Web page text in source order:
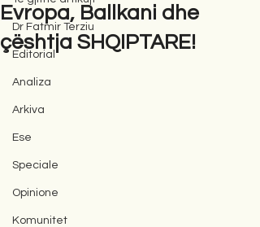
Dr Fatmir Terziu
Editorial
Analiza
Arkiva
Ese
Speciale
Opinione
Komunitet
Evropa, Ballkani dhe
çështja SHQIPTARE!